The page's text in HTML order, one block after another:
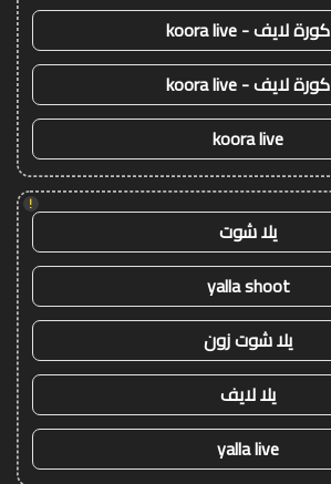
كورة لايف - koora live
كورة لايف - koora live
koora live
!
يلا شوت
yalla shoot
يلا شوت زون
يلا لايف
yalla live